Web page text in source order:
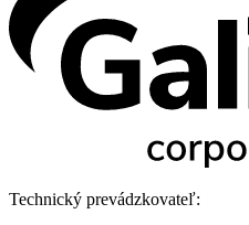
Technický prevádzkovateľ: